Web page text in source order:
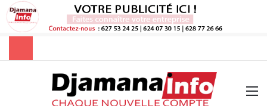
Rechercher